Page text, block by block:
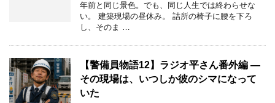
年前と同じ景色。でも、同じ人生では終わらせな
い。 建築現場の昼休み。 詰所の椅子に腰を下ろ
し、そのま …
【警備員物語12】ラジオ平さん番外編 ―
その現場は、いつしか彼のシマになって
いた